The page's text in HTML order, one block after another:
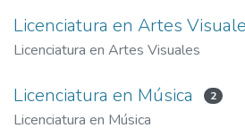
Licenciatura en Artes
Licenciatura en Artes Visuales
Licenciatura en Música 2
Licenciatura en Música